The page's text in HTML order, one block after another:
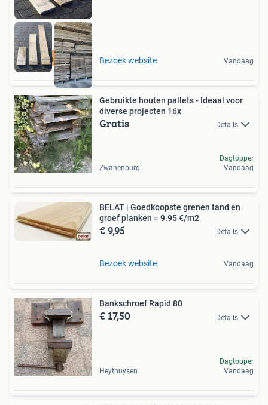
Bestel in webshop! Bezoek website Vandaag
Gebruikte houten pallets - Ideaal voor
diverse projecten 16x
Gratis Details
Zwanenburg
Dagtopper
Vandaag
BELAT | Goedkoopste grenen tand en
groef planken = 9.95 €/m2
€ 9,95 Details
Bezoek website Vandaag
Bankschroef Rapid 80
€ 17,50 Details
Heythuysen
Dagtopper
Vandaag